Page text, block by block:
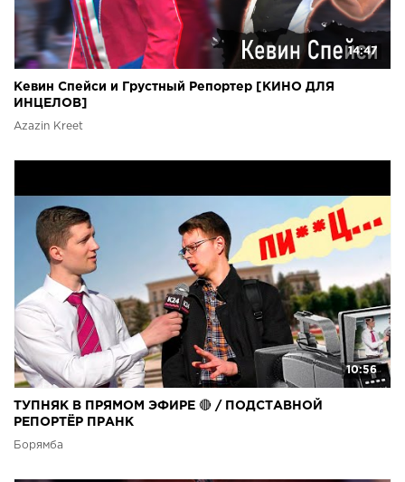
14:47
Кевин Спейси и Грустный Репортер [КИНО ДЛЯ
ИНЦЕЛОВ]
Azazin Kreet
10:56
ТУПНЯК В ПРЯМОМ ЭФИРЕ 🔴 / ПОДСТАВНОЙ
РЕПОРТЁР ПРАНК
Борямба